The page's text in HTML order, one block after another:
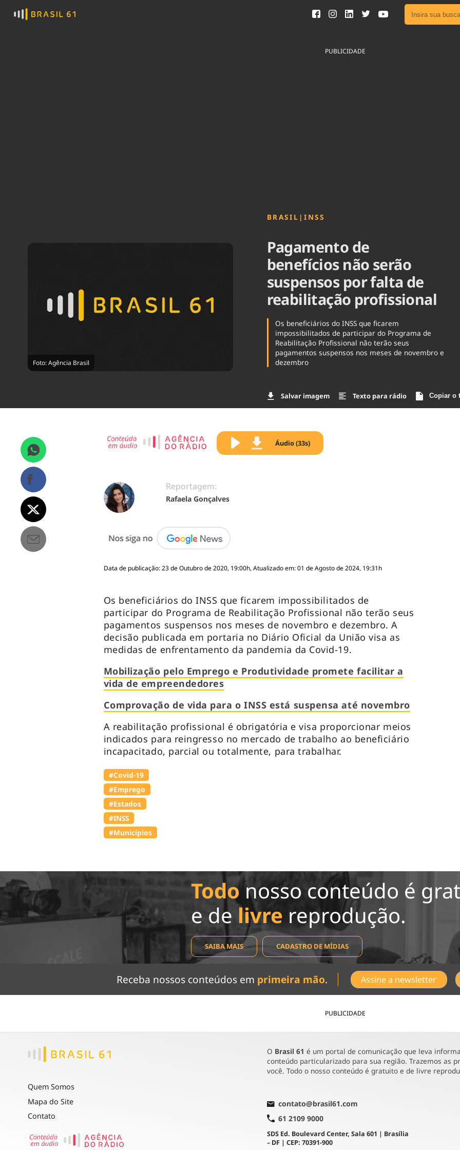
Ver
PUBLICIDADE
Foto: Agência Brasil
BRASIL |INSS
Pagamento de
benefícios não serão
suspensos por falta de
reabilitação profissional
Os beneficiários do INSS que ficarem
impossibilitados de participar do Programa de
Reabilitação Profissional não terão seus
pagamentos suspensos nos meses de novembro e
dezembro
Salvar imagem Texto para rádio Copiar o
Áudio (33s)
Reportagem:
Rafaela Gonçalves
Data de publicação: 23 de Outubro de 2020, 19:00h, Atualizado em: 01 de Agosto de 2024, 19:31h
Os beneficiários do INSS que ficarem impossibilitados de
participar do Programa de Reabilitação Profissional não terão seus
pagamentos suspensos nos meses de novembro e dezembro. A
decisão publicada em portaria no Diário Oficial da União visa as
medidas de enfrentamento da pandemia da Covid-19.
Mobilização pelo Emprego e Produtividade promete facilitar a
vida de empreendedores
Comprovação de vida para o INSS está suspensa até novembro
A reabilitação profissional é obrigatória e visa proporcionar meios
indicados para reingresso no mercado de trabalho ao beneficiário
incapacitado, parcial ou totalmente, para trabalhar.
#Covid-19
#Emprego
#Estados
#INSS
#Municípios
Todonosso conteúdo é
e de livre reprodução.
SAIBA MAIS CADASTRO DE MÍDIAS
Receba nossos conteúdos em primeira mão. Assine a newsletter
PUBLICIDADE
Quem Somos
Mapa do Site
Contato
O Brasil 61 é um portal de comunicação que leva
conteúdo particularizado para sua região. Trazemos as
você. Todo o nosso conteúdo é gratuito e de livre
contato@brasil61.com
61 2109 9000
SDS Ed. Boulevard Center, Sala 601 | Brasília
– DF | CEP: 70391-900